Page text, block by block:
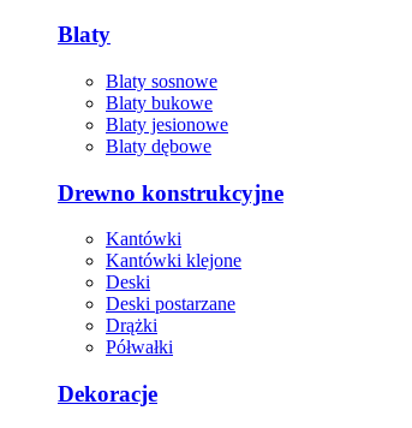
Blaty
Blaty sosnowe
Blaty bukowe
Blaty jesionowe
Blaty dębowe
Drewno konstrukcyjne
Kantówki
Kantówki klejone
Deski
Deski postarzane
Drążki
Półwałki
Dekoracje